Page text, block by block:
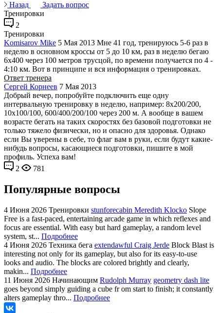
Назад
Задать вопрос
Тренировки
2
Тренировки
Komisarov Mike 5 Мая 2013 Мне 41 год, тренируюсь 5-6 раз в
неделю в основном кроссы от 5 до 10 км, раз в неделю бегаю
6х400 через 100 метров трусцой, по времени получается по 4 -
4:10 км. Вот в принципе и вся информация о тренировках.
Ответ тренера
Сергей Корнеев 7 Мая 2013
Добрый вечер, попробуйте подключить еще одну
интервальную тренировку в неделю, например: 8х200/200,
10х100/100, 600/400/200/100 через 200 м. А вообще в вашем
возрасте бегать на таких скоростях без базовой подготовки не
только тяжело физически, но и опасно для здоровья. Однако
если Вы уверены в себе, то флаг вам в руки, если будут какие-
нибудь вопросы, касающиеся подготовки, пишите в мой
профиль. Успеха вам!
2
781
Популярные вопросы
4 Июня 2026 Тренировки stunforecabin Meredith Klocko Slope
Free is a fast-paced, entertaining arcade game in which reflexes and
focus are essential. With easy but hard gameplay, a random level
system, st... Подробнее
4 Июня 2026 Техника бега extendawful Craig Jerde Block Blast is
interesting not only for its gameplay, but also for its easy-to-use
looks and audio. The blocks are colored brightly and clearly,
makin... Подробнее
11 Июня 2026 Начинающим Rudolph Murray geometry dash lite
goes beyond simply guiding a cube fr om start to finish; it constantly
alters gameplay thro... Подробнее